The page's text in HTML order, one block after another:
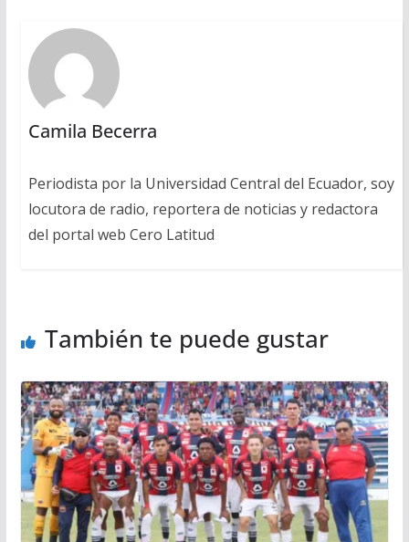
Camila Becerra
Periodista por la Universidad Central del Ecuador, soy
locutora de radio, reportera de noticias y redactora
del portal web Cero Latitud
También te puede gustar